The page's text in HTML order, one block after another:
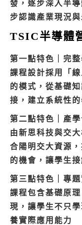
發，逐步深入半
步認識產業現況
TSIC半導體
第一點特色｜完
課程設計採用「
的模式，從基礎
接，建立系統性的
第二點特色｜產
由新思科技與交
合陽明交大資源
的機會，讓學生
第三點特色｜專
課程包含基礎原
現，讓學生不只
養實際應用能力